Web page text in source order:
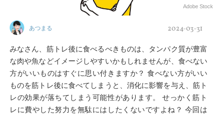
Adobe Stock
あつまる 2024-03-31
みなさん、筋トレ後に食べるべきものは、タンパク質が豊富
な肉や魚などイメージしやすいかもしれませんが、食べない
方がいいものはすぐに思い付きますか？ 食べない方がいい
ものを筋トレ後に食べてしまうと、消化に影響を与え、筋ト
レの効果が落ちてしまう可能性があります。 せっかく筋ト
レに費やした努力を無駄にはしたくないですよね？ 今回は